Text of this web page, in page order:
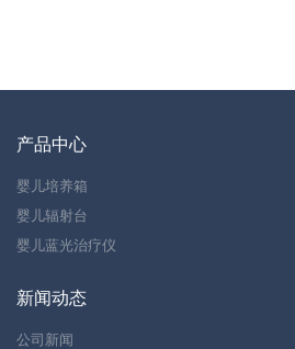
产品中心
婴儿培养箱
婴儿辐射台
婴儿蓝光治疗仪
新闻动态
公司新闻